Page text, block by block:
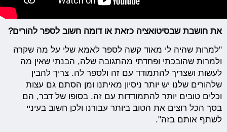
את חושבת שבסיטואציה כזאת או דומה חשוב לספר להורים?
"למרות שהיה לי מאוד קשה לספר לאמא שלי על מה שקרה
ולמרות שהובכתי ופחדתי מהתגובה שלה, הבנתי שאין מה
לעשות ושצריך להתמודד עם זה ולספר לה. צריך להבין
שלהורים שלנו יש יותר ניסיון מאיתנו ומן הסתם גם עצות
וכלים טובים יותר להתמודדות עם זה. בסופו של דבר, הם
בסך הכל רוצים את הטוב ביותר עבורנו ולכן חשוב בעיניי
לשתף אותם בזה".